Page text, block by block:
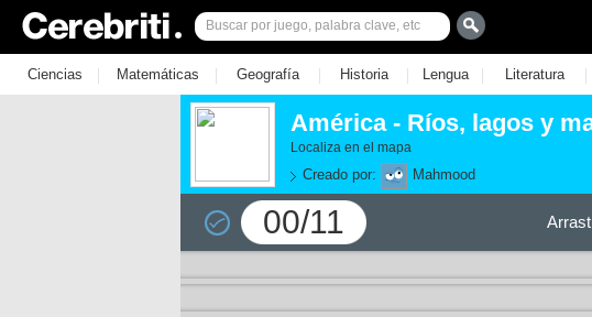
Ciencias | Matemáticas | Geografía | Historia | Lengua | Literatura |
América - Ríos, lagos y
Localiza en el mapa
Creado por: Mahmood
00/11